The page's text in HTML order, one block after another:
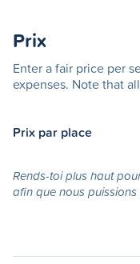
Prix
Enter a fair price per
expenses. Note that
Prix par place
Rends-toi plus haut
afin que nous